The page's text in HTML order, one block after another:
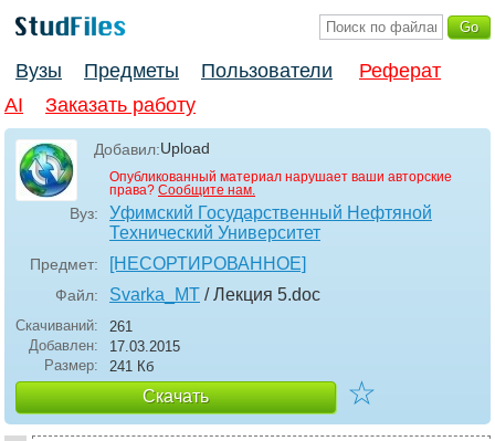
Вузы Предметы Пользователи
Реферат
AI
Заказать работу
Добавил:Upload
Опубликованный материал нарушает ваши авторские
права? Сообщите нам.
Вуз:
Уфимский Государственный Нефтяной
Технический Университет
Предмет: [НЕСОРТИРОВАННОЕ]
Файл: Svarka_MT / Лекция 5.doc
Скачиваний:
261
Добавлен:
17.03.2015
Размер:
241 Кб
Скачать ☆